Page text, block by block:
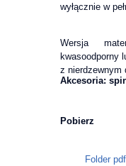
wyłącznie w
Wersja
kwasoodporny
z nierdzewnym
Akcesoria:
Pobierz
Folder